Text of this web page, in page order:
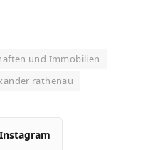
und Immobilien
rathenau
Instagram